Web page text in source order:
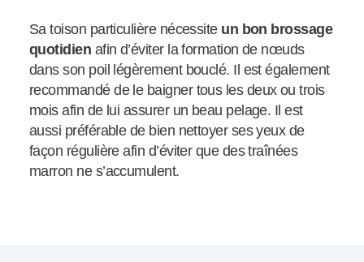
Sa toison particulière nécessite un bon brossage
quotidien afin d’éviter la formation de nœuds
dans son poil légèrement bouclé. Il est également
recommandé de le baigner tous les deux ou trois
mois afin de lui assurer un beau pelage. Il est
aussi préférable de bien nettoyer ses yeux de
façon régulière afin d’éviter que des traînées
marron ne s’accumulent.